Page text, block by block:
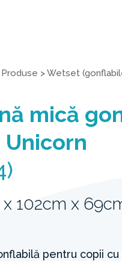
Produse >Wetset
mică
x 102cm x
pentru copii